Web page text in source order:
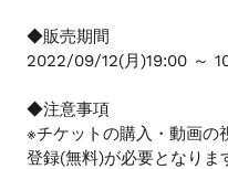
◆販売期間
2022/09/12(月)19:00 ～
◆注意事項
※チケットの購入・動画の
登録(無料)が必要となりま